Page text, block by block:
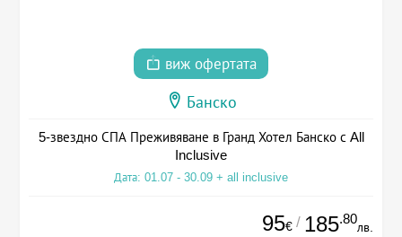
виж офертата
Банско
5-звездно СПА Преживяване в Гранд Хотел Банско с All
Inclusive
Дата: 01.07 - 30.09 + all inclusive
95€ / 185.80
лв.